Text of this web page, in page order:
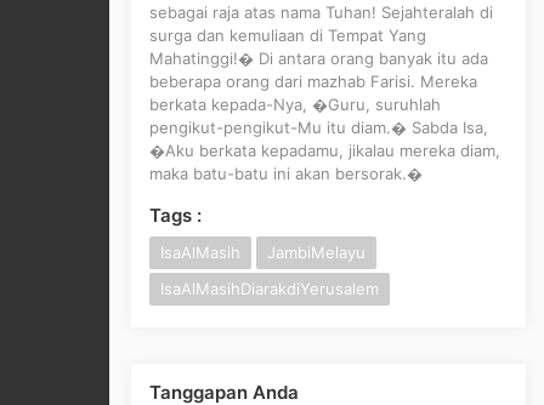
sebagai raja atas nama Tuhan! Sejahteralah di
surga dan kemuliaan di Tempat Yang
Mahatinggi!� Di antara orang banyak itu ada
beberapa orang dari mazhab Farisi. Mereka
berkata kepada-Nya, �Guru, suruhlah
pengikut-pengikut-Mu itu diam.� Sabda Isa,
�Aku berkata kepadamu, jikalau mereka diam,
maka batu-batu ini akan bersorak.�
Tags :
IsaAlMasih
JambiMelayu
IsaAlMasihDiarakdiYerusalem
Tanggapan Anda